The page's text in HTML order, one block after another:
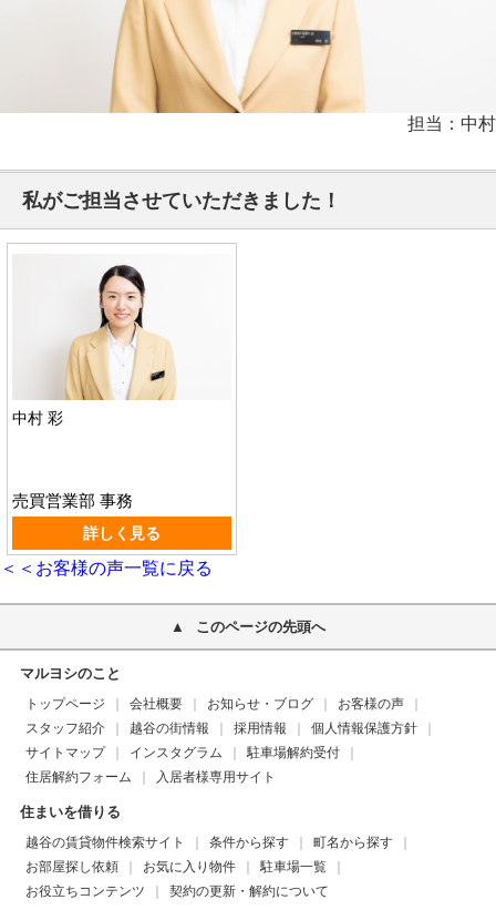
担当：中村
私がご担当させていただきました！
中村 彩
売買営業部 事務
詳しく見る
＜＜お客様の声一覧に戻る
このページの先頭へ
マルヨシのこと
トップページ 会社概要 お知らせ・ブログ
お客様の声
スタッフ紹介
越谷の街情報 採用情報
個人情報保護方針
サイトマップ
インスタグラム
駐車場解約受付
住居解約フォーム
入居者様専用サイト
住まいを借りる
越谷の賃貸物件検索サイト 条件から探す
町名から探す
お部屋探し依頼
お気に入り物件
駐車場一覧
お役立ちコンテンツ
契約の更新・解約について